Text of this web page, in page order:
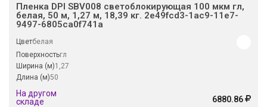
Пленка DPI SBV008 светоблокирующая 100 мкм гл,
белая, 50 м, 1,27 м, 18,39 кг. 2e49fcd3-1ac9-11e7-
9497-6805ca0f741a
Цветбелая
Поверхностьгл
Ширина (м)1,27
Длина (м)50
На другом
складе
6880.86